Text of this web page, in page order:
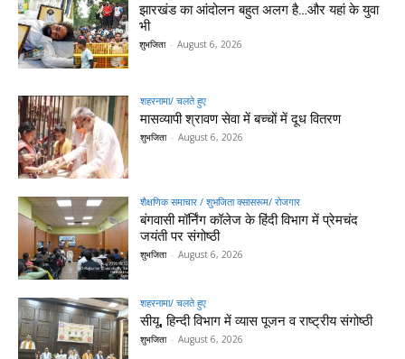
झारखंड का आंदोलन बहुत अलग है…और यहां के युवा
भी
शुभजिता - August 6, 2026
शहरनामा/ चलते हुए
मासव्यापी श्रावण सेवा में बच्चों में दूध वितरण
शुभजिता - August 6, 2026
शैक्षणिक समाचार / शुभजिता क्सासरूम/ रोजगार
बंगवासी मॉर्निंग कॉलेज के हिंदी विभाग में प्रेमचंद
जयंती पर संगोष्ठी
शुभजिता - August 6, 2026
शहरनामा/ चलते हुए
सीयू, हिन्दी विभाग में व्यास पूजन व राष्ट्रीय संगोष्ठी
शुभजिता - August 6, 2026